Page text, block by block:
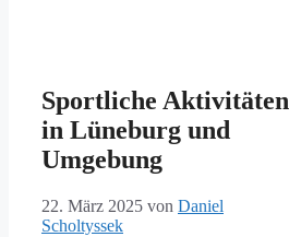
Sportliche Aktivitäten
in Lüneburg und
Umgebung
22. März 2025 von Daniel
Scholtyssek